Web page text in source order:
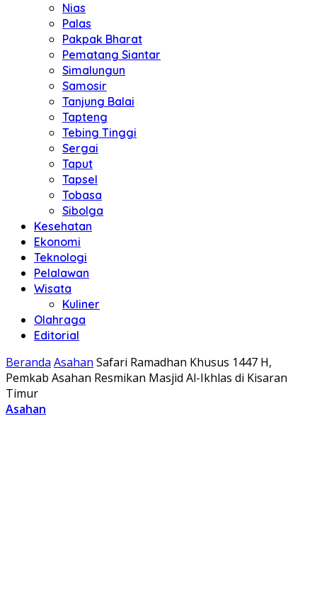
Nias
Palas
Pakpak Bharat
Pematang Siantar
Simalungun
Samosir
Tanjung Balai
Tapteng
Tebing Tinggi
Sergai
Taput
Tapsel
Tobasa
Sibolga
Kesehatan
Ekonomi
Teknologi
Pelalawan
Wisata
Kuliner
Olahraga
Editorial
Beranda Asahan Safari Ramadhan Khusus 1447 H,
Pemkab Asahan Resmikan Masjid Al-Ikhlas di Kisaran
Timur
Asahan